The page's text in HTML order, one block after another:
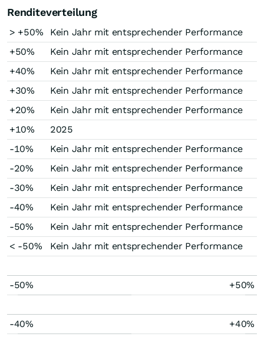
Renditeverteilung
> +50%
Kein Jahr mit entsprechender Performance
+50%
Kein Jahr mit entsprechender Performance
+40%
Kein Jahr mit entsprechender Performance
+30%
Kein Jahr mit entsprechender Performance
+20%
Kein Jahr mit entsprechender Performance
+10%
2025
-10%
Kein Jahr mit entsprechender Performance
-20%
Kein Jahr mit entsprechender Performance
-30%
Kein Jahr mit entsprechender Performance
-40%
Kein Jahr mit entsprechender Performance
-50%
Kein Jahr mit entsprechender Performance
< -50%
Kein Jahr mit entsprechender Performance
-50% +50%
-40% +40%